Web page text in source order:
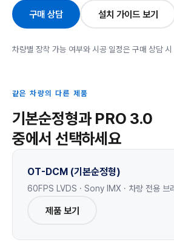
구매 상담 설치 가이드 보기
차량별 장착 가능 여부와 시공 일정은 구매 상담
같은 차량의 다른 제품
기본순정형과 PRO 3.0
중에서 선택하세요
OT-DCM (기본순정형)
60FPS LVDS · Sony IMX · 차량 전용 브
제품 보기